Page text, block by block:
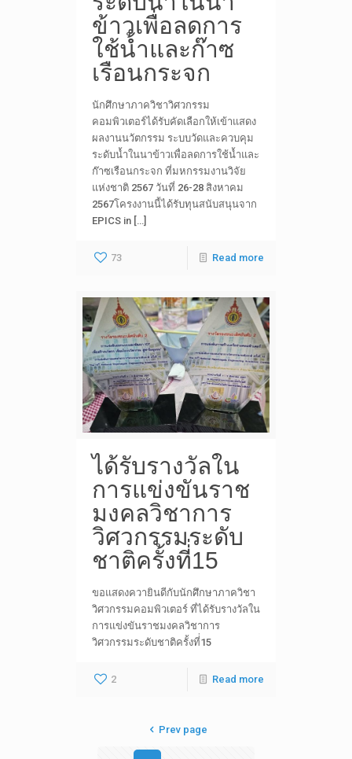
ข้าวเพื่อลดการ
ใช้น้ำและก๊าซ
เรือนกระจก
นักศึกษาภาควิชาวิศวกรรม
คอมพิวเตอร์ได้รับคัดเลือกให้เข้าแสดง
ผลงานนวัตกรรม ระบบวัดและควบคุม
ระดับน้ำในนาข้าวเพื่อลดการใช้น้ำและ
ก๊าซเรือนกระจก ที่มหกรรมงานวิจัย
แห่งชาติ 2567 วันที่ 26-28 สิงหาคม
2567โครงงานนี้ได้รับทุนสนับสนุนจาก
EPICS in […]
73 Read more
ได้รับรางวัลใน
การแข่งขันราช
มงคลวิชาการ
วิศวกรรมระดับ
ชาติครั้งที่่15
ขอแสดงควายินดีกับนักศึกษาภาควิชา
วิศวกรรมคอมพิวเตอร์ ที่ได้รับรางวัลใน
การแข่งขันราชมงคลวิชาการ
วิศวกรรมระดับชาติครั้งที่่15
2 Read more
Prev page